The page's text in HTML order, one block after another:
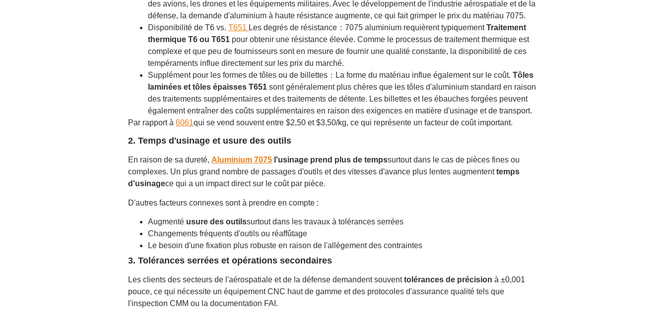
des avions, les drones et les équipements militaires. Avec le développement de l'industrie aérospatiale et de la
défense, la demande d'aluminium à haute résistance augmente, ce qui fait grimper le prix du matériau 7075.
Disponibilité de T6 vs.T651 Les degrés de résistance：7075 aluminium requièrent typiquementTraitement
thermique T6 ou T651 pour obtenir une résistance élevée. Comme le processus de traitement thermique est
complexe et que peu de fournisseurs sont en mesure de fournir une qualité constante, la disponibilité de ces
tempéraments influe directement sur les prix du marché.
Supplément pour les formes de tôles ou de billettes：La forme du matériau influe également sur le coût.Tôles
laminées et tôles épaisses T651 sont généralement plus chères que les tôles d'aluminium standard en raison
des traitements supplémentaires et des traitements de détente. Les billettes et les ébauches forgées peuvent
également entraîner des coûts supplémentaires en raison des exigences en matière d'usinage et de transport.
Par rapport à6061qui se vend souvent entre $2,50 et $3,50/kg, ce qui représente un facteur de coût important.
2. Temps d'usinage et usure des outils
En raison de sa dureté, Aluminium 7075 l'usinage prend plus de tempssurtout dans le cas de pièces fines ou
complexes. Un plus grand nombre de passages d'outils et des vitesses d'avance plus lentes augmententtemps
d'usinagece qui a un impact direct sur le coût par pièce.
D'autres facteurs connexes sont à prendre en compte :
Augmenté usure des outilssurtout dans les travaux à tolérances serrées
Changements fréquents d'outils ou réaffûtage
Le besoin d'une fixation plus robuste en raison de l'allègement des contraintes
3. Tolérances serrées et opérations secondaires
Les clients des secteurs de l'aérospatiale et de la défense demandent souventtolérances de précision à ±0,001
pouce, ce qui nécessite un équipement CNC haut de gamme et des protocoles d'assurance qualité tels que
l'inspection CMM ou la documentation FAI.